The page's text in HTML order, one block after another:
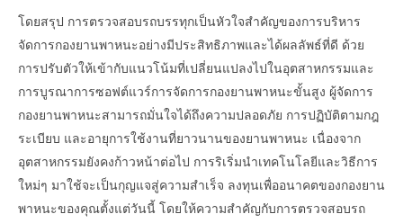
โดยสรุป การตรวจสอบรถบรรทุกเป็นหัวใจสำคัญของการบริหาร
จัดการกองยานพาหนะอย่างมีประสิทธิภาพและได้ผลลัพธ์ที่ดี ด้วย
การปรับตัวให้เข้ากับแนวโน้มที่เปลี่ยนแปลงไปในอุตสาหกรรมและ
การบูรณาการซอฟต์แวร์การจัดการกองยานพาหนะขั้นสูง ผู้จัดการ
กองยานพาหนะสามารถมั่นใจได้ถึงความปลอดภัย การปฏิบัติตามกฎ
ระเบียบ และอายุการใช้งานที่ยาวนานของยานพาหนะ เนื่องจาก
อุตสาหกรรมยังคงก้าวหน้าต่อไป การริเริ่มนำเทคโนโลยีและวิธีการ
ใหม่ๆ มาใช้จะเป็นกุญแจสู่ความสำเร็จ ลงทุนเพื่ออนาคตของกองยาน
พาหนะของคุณตั้งแต่วันนี้ โดยให้ความสำคัญกับการตรวจสอบรถ